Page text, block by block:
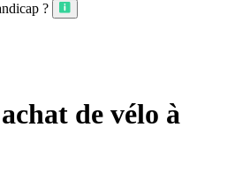
?
de vélo à